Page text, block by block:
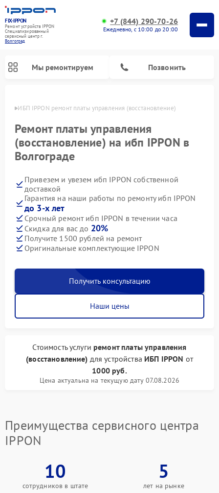
FIX-IPPON
Ремонт устройств IPPON
Специализированный
cервисный центр г.
Волгоград
+7 (844) 290-70-26
Ежедневно, с 10:00 до 20:00
Мы ремонтируем Позвонить
ИБП IPPON ремонт платы управления (восстановление)
Ремонт платы управления
(восстановление) на ибп IPPON в
Волгограде
Привезем и увезем ибп IPPON собственной
доставкой
Гарантия на наши работы по ремонту ибп IPPON
до 3-х лет
Срочный ремонт ибп IPPON в течении часа
Скидка для вас до 20%
Получите 1500 рублей на ремонт
Оригинальные комплектующие IPPON
Получить консультацию
Наши цены
Стоимость услуги ремонт платы управления
(восстановление) для устройства ИБП IPPON от
1000 руб.
Цена актуальна на текущую дату 07.08.2026
Преимущества сервисного центра
IPPON
10
сотрудников в штате
5
лет на рынке